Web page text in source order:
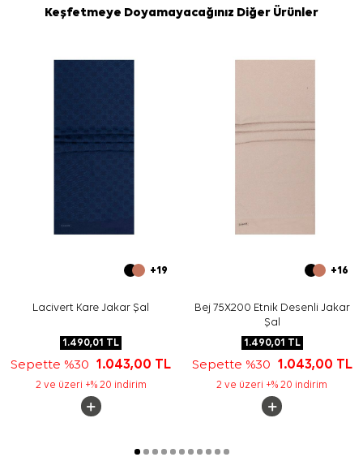
Keşfetmeye Doyamayacağınız Diğer Ürünler
+19
Lacivert Kare Jakar Şal
1.490,01 TL
Sepette %30 1.043,00 TL
2 ve üzeri +% 20 indirim
+16
Bej 75X200 Etnik Desenli Jakar
Şal
1.490,01 TL
Sepette %30 1.043,00 TL
2 ve üzeri +% 20 indirim